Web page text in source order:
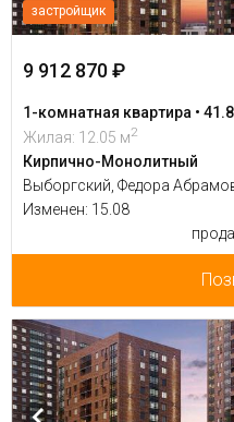
застройщик
9 912 870 ₽
1-комнатная квартира •
Жилая: 12.05 м2
Кирпично-Монолитный
Выборгский, Федора
Изменен: 15.08